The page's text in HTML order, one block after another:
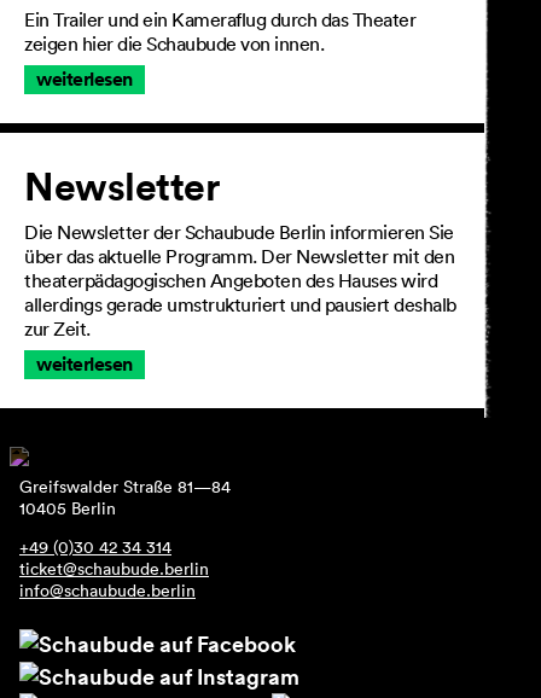
Ein Trailer und ein Kameraflug durch das Theater
zeigen hier die Schaubude von innen.
weiterlesen
Newsletter
Die Newsletter der Schaubude Berlin informieren Sie
über das aktuelle Programm. Der Newsletter mit den
theaterpädagogischen Angeboten des Hauses wird
allerdings gerade umstrukturiert und pausiert deshalb
zur Zeit.
weiterlesen
Greifswalder Straße 81—84
10405 Berlin
+49 (0)30 42 34 314
ticket@schaubude.berlin
info@schaubude.berlin